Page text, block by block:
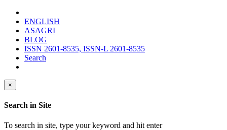
ENGLISH
ASAGRI
BLOG
ISSN 2601-8535, ISSN-L 2601-8535
Search
×
Search in Site
To search in site, type your keyword and hit enter